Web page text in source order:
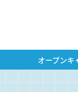
オープンキ